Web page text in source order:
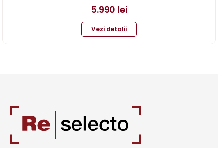
5.990 lei
Vezi detalii